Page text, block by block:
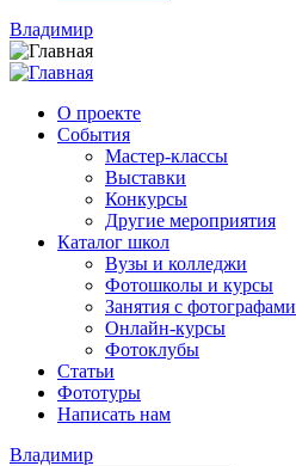
Владимир
О проекте
События
Мастер-классы
Выставки
Конкурсы
Другие мероприятия
Каталог школ
Вузы и колледжи
Фотошколы и курсы
Занятия с фотографами
Онлайн-курсы
Фотоклубы
Статьи
Фототуры
Написать нам
Владимир